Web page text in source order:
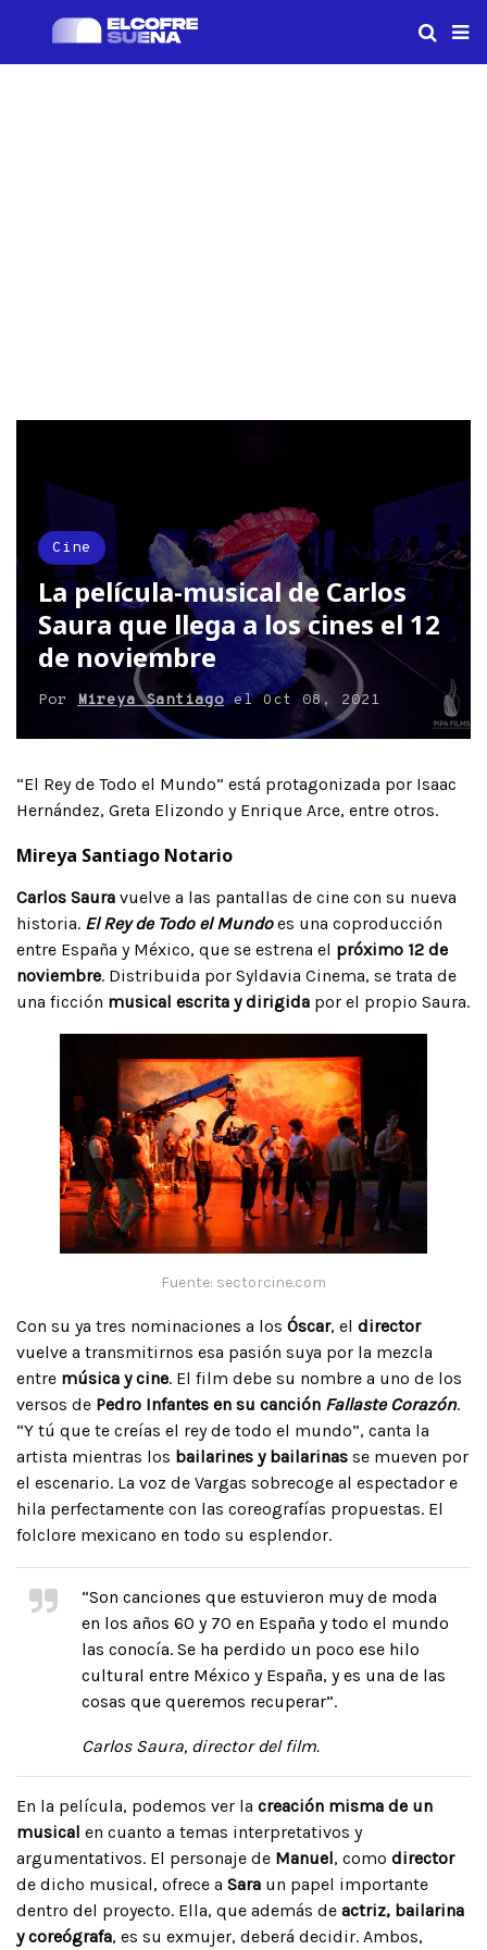
Cine
La película-musical de Carlos
Saura que llega a los cines el 12
de noviembre
Por Mireya SantiagoelOct 08, 2021
“El Rey de Todo el Mundo” está protagonizada por Isaac
Hernández, Greta Elizondo y Enrique Arce, entre otros.
Mireya Santiago Notario
Carlos Saura vuelve a las pantallas de cine con su nueva
historia. El Rey de Todo el Mundoes una coproducción
entre España y México, que se estrena el próximo 12 de
noviembre. Distribuida por Syldavia Cinema, se trata de
una ficción musical escrita y dirigida por el propio Saura.
Fuente: sectorcine.com
Con su ya tres nominaciones a los Óscar, el director
vuelve a transmitirnos esa pasión suya por la mezcla
entre música y cine. El film debe su nombre a uno de los
versos de Pedro Infantes en su canción Fallaste Corazón.
“Y tú que te creías el rey de todo el mundo”, canta la
artista mientras los bailarines y bailarinas se mueven por
el escenario. La voz de Vargas sobrecoge al espectador e
hila perfectamente con las coreografías propuestas. El
folclore mexicano en todo su esplendor.
“Son canciones que estuvieron muy de moda
en los años 60 y 70 en España y todo el mundo
las conocía. Se ha perdido un poco ese hilo
cultural entre México y España, y es una de las
cosas que queremos recuperar”.
Carlos Saura, director del film.
En la película, podemos ver la creación misma de un
musical en cuanto a temas interpretativos y
argumentativos. El personaje de Manuel, como director
de dicho musical, ofrece a Sara un papel importante
dentro del proyecto. Ella, que además de actriz, bailarina
y coreógrafa, es su exmujer, deberá decidir. Ambos,